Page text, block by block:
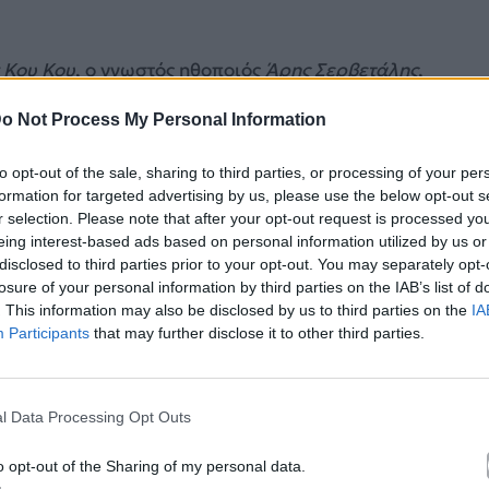
Not Process My Personal Information
opt-out of the sale, sharing to third parties, or processing of your
for targeted advertising by us, please use the below opt-out
selection. Please note that after your opt-out request is processed
interest-based ads based on personal information utilized by us
to third parties prior to your opt-out. You may separately
of your personal information by third parties on the IAB’s list of
This information may also be disclosed by us to third parties on the
Participants that may further disclose it to other third parties.
Data Processing Opt Outs
opt-out of the Sharing of my personal data.
Κου, ο γνωστός ηθοποιόςΆρης Σερβετάλης,
δεν έχει γίνει ακόμα γνωστό αν οΆρης
δουλειές και έχει αποστασιοποιηθεί από την
αυτός τουΛάζαρουστοΕίσαι το ταίρι μου .
με τοMad.gr, επισκεφτείτε μας στοFacebook,
Instagram.
News